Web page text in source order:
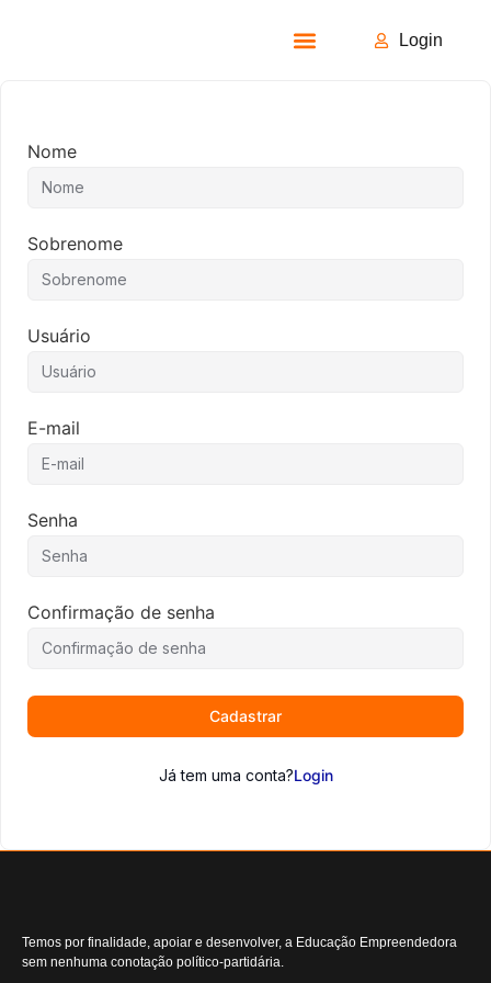
Login
Nome
Sobrenome
Usuário
E-mail
Senha
Confirmação de senha
Cadastrar
Já tem uma conta?Login
Temos por finalidade, apoiar e desenvolver, a Educação Empreendedora
sem nenhuma conotação político-partidária.